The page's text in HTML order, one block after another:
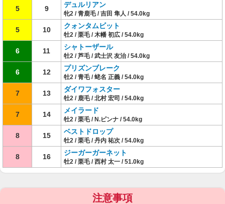
5 9 デュルリアン
牝2 / 青鹿毛 / 吉田 隼人 / 54.0kg
5 10 クォンタムビット
牡2 / 栗毛 / 木幡 初広 / 54.0kg
6 11 シャトーザール
牡2 / 芦毛 / 武士沢 友治 / 54.0kg
6 12 プリズンブレーク
牡2 / 青毛 / 蛯名 正義 / 54.0kg
7 13 ダイワフォスター
牡2 / 鹿毛 / 北村 宏司 / 54.0kg
7 14 メイラード
牡2 / 栗毛 / N.ピンナ / 54.0kg
8 15 ベストドロップ
牡2 / 栗毛 / 丹内 祐次 / 54.0kg
8 16 ジーガーガーネット
牡2 / 栗毛 / 西村 太一 / 51.0kg
注意事項